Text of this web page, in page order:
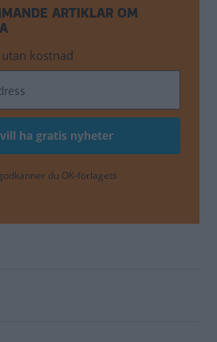
ARTIKLAR OM
kostnad
du OK-förlagets